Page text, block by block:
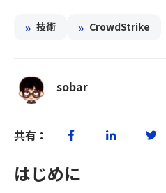
» 技術 » CrowdStrike
sobar
共有：
はじめに